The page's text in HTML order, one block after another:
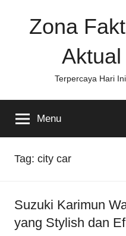
Zona
Terpercaya Hari
Menu
Tag: city car
Suzuki Karimun
yang Stylish dan